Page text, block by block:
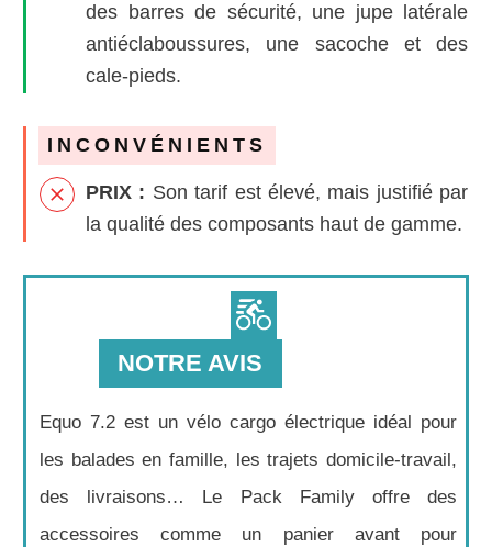
des barres de sécurité, une jupe latérale
antiéclaboussures, une sacoche et des
cale-pieds.
INCONVÉNIENTS
PRIX : Son tarif est élevé, mais justifié par
la qualité des composants haut de gamme.
NOTRE AVIS
Equo 7.2 est un vélo cargo électrique idéal pour
les balades en famille, les trajets domicile-travail,
des livraisons… Le Pack Family offre des
accessoires comme un panier avant pour